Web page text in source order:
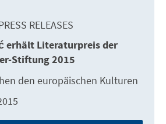
RELEASES
erhält Literaturpreis der
Stiftung 2015
den europäischen Kulturen